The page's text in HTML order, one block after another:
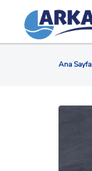
Ana Sayfa